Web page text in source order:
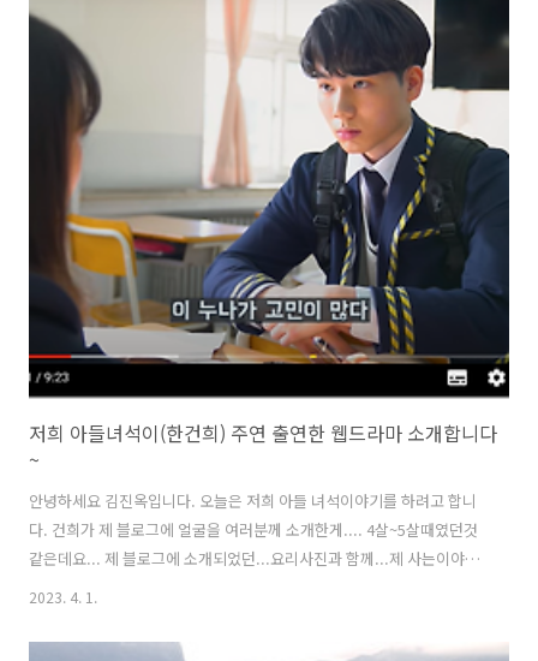
저희 아들녀석이(한건희) 주연 출연한 웹드라마 소개합니다
~
안녕하세요 김진옥입니다. 오늘은 저희 아들 녀석이야기를 하려고 합니
다. 건희가 제 블로그에 얼굴을 여러분께 소개한게.... 4살~5살때였던것
같은데요... 제 블로그에 소개되었던...요리사진과 함께...제 사는이야기
속... 건희 얼굴 사진으로 올렸던 이미지들입니다. 엄마가 해준 요리는 뭐
되었습니다!!! 건희가 작년부터....우연히 드라마 오디션에 캐스팅이 되
2023. 4. 1.